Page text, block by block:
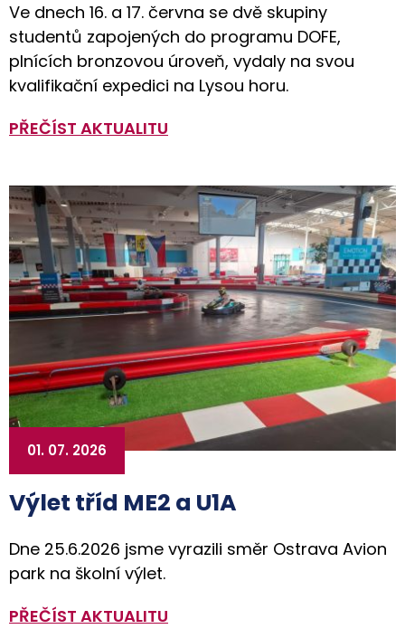
Ve dnech 16. a 17. června se dvě skupiny
studentů zapojených do programu DOFE,
plnících bronzovou úroveň, vydaly na svou
kvalifikační expedici na Lysou horu.
PŘEČÍST AKTUALITU
Výlet tříd ME2 a U1A
01. 07. 2026
Dne 25.6.2026 jsme vyrazili směr Ostrava Avion
park na školní výlet.
PŘEČÍST AKTUALITU